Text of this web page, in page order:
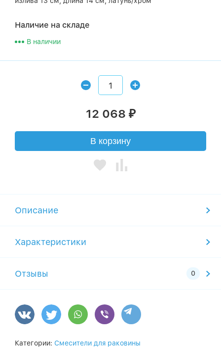
Наличие на складе
В наличии
12 068 ₽
В корзину
Описание
Характеристики
Отзывы
Категории: Смесители для раковины